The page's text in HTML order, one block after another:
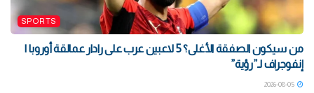
SPORTS
من سيكون الصفقة الأغلى؟ 5 لاعبين عرب على رادار عمالقة أوروبا |
إنفوجراف لـ”رؤية”